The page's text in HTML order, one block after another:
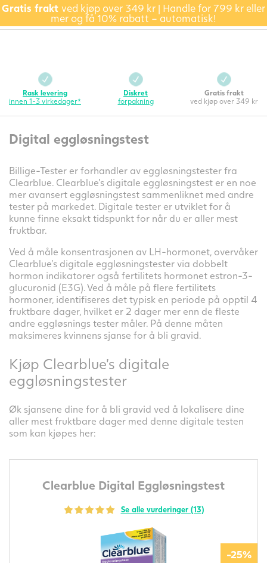
Gratis frakt ved kjøp over 349 kr | Handle for 799 kr eller
mer og få 10% rabatt – automatisk!
Rask levering
innen 1-3 virkedager*
Diskret
forpakning
Gratis frakt
ved kjøp over 349 kr
Digital eggløsningstest
Billige-Tester er forhandler av eggløsningstester fra
Clearblue. Clearblue’s digitale eggløsningstest er en noe
mer avansert eggløsningstest sammenliknet med andre
tester på markedet. Digitale tester er utviklet for å
kunne finne eksakt tidspunkt for når du er aller mest
fruktbar.
Ved å måle konsentrasjonen av LH-hormonet, overvåker
Clearblue’s digitale eggløsningstester via dobbelt
hormon indikatorer også fertilitets hormonet estron-3-
glucuronid (E3G). Ved å måle på flere fertilitets
hormoner, identifiseres det typisk en periode på opptil 4
fruktbare dager, hvilket er 2 dager mer enn de fleste
andre eggløsnings tester måler. På denne måten
maksimeres kvinnens sjanse for å bli gravid.
Kjøp Clearblue’s digitale
eggløsningstester
Øk sjansene dine for å bli gravid ved å lokalisere dine
aller mest fruktbare dager med denne digitale testen
som kan kjøpes her:
Clearblue Digital Eggløsningstest
Se alle vurderinger (13)
-25%